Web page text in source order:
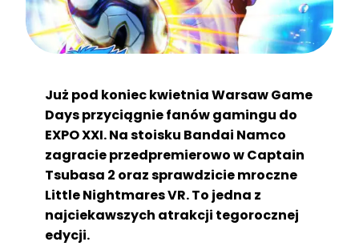
Już pod koniec kwietnia Warsaw Game
Days przyciągnie fanów gamingu do
EXPO XXI. Na stoisku Bandai Namco
zagracie przedpremierowo w Captain
Tsubasa 2 oraz sprawdzicie mroczne
Little Nightmares VR. To jedna z
najciekawszych atrakcji tegorocznej
edycji.